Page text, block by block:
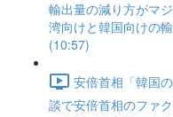
輸出量の減り方がマ
湾向けと韓国向けの
(10:57)
安倍首相「韓国
談で安倍首相のファ